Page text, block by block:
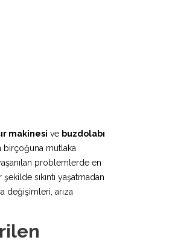
makinesi ve buzdolabı
birçoğuna mutlaka
problemlerde en
sıkıntı yaşatmadan
değişimleri, arıza